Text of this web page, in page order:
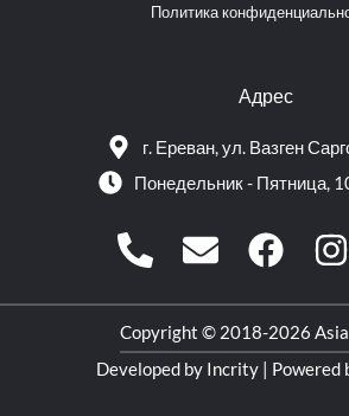
Политика
Адрес
г. Ереван, ул. Вазген
Понедельник - Пятница,
Phone-
alt
Envelope
Copyright © 2018-2026
Developed by Incrity | Powered